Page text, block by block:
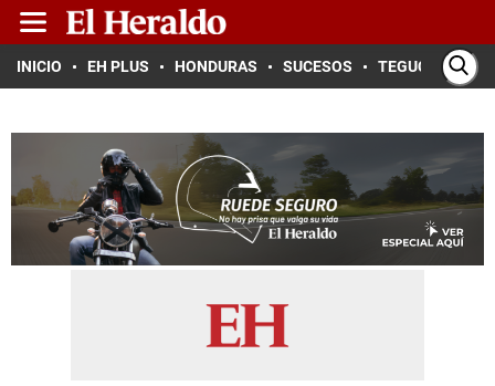
INICIO EH PLUS HONDURAS SUCESOS TEGUCIGALPA